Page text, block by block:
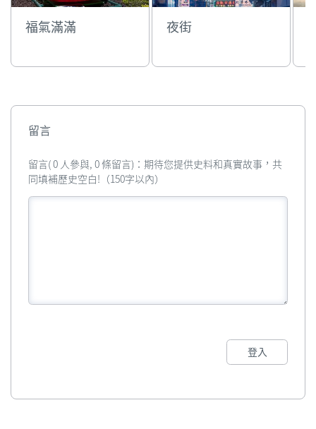
福氣滿滿 夜街
留言
留言( 0 人參與, 0 條留言)：期待您提供史料和真實故事，共
同填補歷史空白!（150字以內）
登入